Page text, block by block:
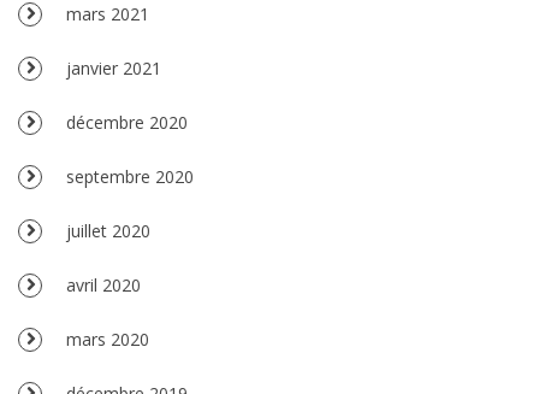
mars 2021
janvier 2021
décembre 2020
septembre 2020
juillet 2020
avril 2020
mars 2020